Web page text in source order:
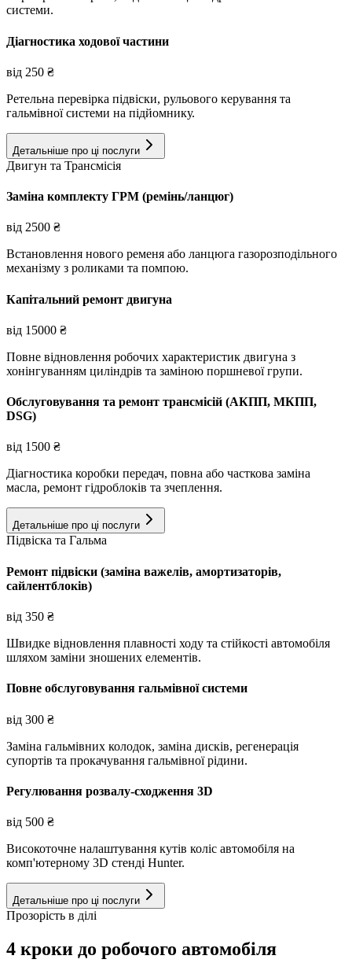
системи.
Діагностика ходової частини
від 250 ₴
Ретельна перевірка підвіски, рульового керування та
гальмівної системи на підйомнику.
Детальніше про ці послуги
Двигун та Трансмісія
Заміна комплекту ГРМ (ремінь/ланцюг)
від 2500 ₴
Встановлення нового ременя або ланцюга газорозподільного
механізму з роликами та помпою.
Капітальний ремонт двигуна
від 15000 ₴
Повне відновлення робочих характеристик двигуна з
хонінгуванням циліндрів та заміною поршневої групи.
Обслуговування та ремонт трансмісій (АКПП, МКПП,
DSG)
від 1500 ₴
Діагностика коробки передач, повна або часткова заміна
масла, ремонт гідроблоків та зчеплення.
Детальніше про ці послуги
Підвіска та Гальма
Ремонт підвіски (заміна важелів, амортизаторів,
сайлентблоків)
від 350 ₴
Швидке відновлення плавності ходу та стійкості автомобіля
шляхом заміни зношених елементів.
Повне обслуговування гальмівної системи
від 300 ₴
Заміна гальмівних колодок, заміна дисків, регенерація
супортів та прокачування гальмівної рідини.
Регулювання розвалу-сходження 3D
від 500 ₴
Високоточне налаштування кутів коліс автомобіля на
комп'ютерному 3D стенді Hunter.
Детальніше про ці послуги
Прозорість в ділі
4 кроки до робочого автомобіля